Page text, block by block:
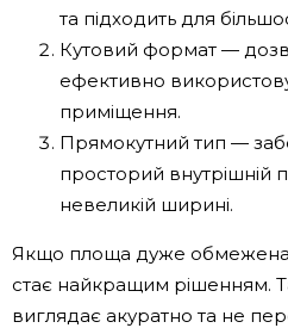
та підходить для
Кутовий формат —
ефективно
приміщення.
Прямокутний тип —
просторий внутрішній
невеликій ширині.
Якщо площа дуже обмежена,
стає найкращим рішенням.
виглядає акуратно та не